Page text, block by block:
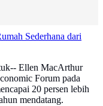
Sederhana dari
Ellen MacArthur
Forum pada
20 persen lebih
mendatang.